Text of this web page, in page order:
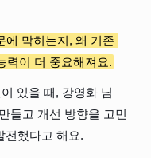
에 막히는지, 왜 기존
력이 더 중요해져요.
있을 때, 강영화 님
들고 개선 방향을 고민
전했다고 해요.